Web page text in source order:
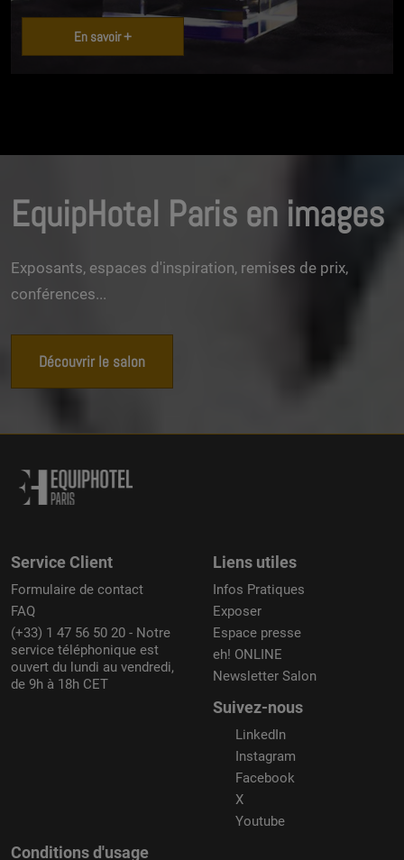
En savoir +
EquipHotel Paris en images
Exposants, espaces d'inspiration, remises de prix,
conférences...
Découvrir le salon
Service Client
Formulaire de contact
FAQ
(+33) 1 47 56 50 20 - Notre
service téléphonique est
ouvert du lundi au vendredi,
de 9h à 18h CET
Liens utiles
Infos Pratiques
Exposer
Espace presse
eh! ONLINE
Newsletter Salon
Suivez-nous
LinkedIn
Instagram
Facebook
X
Youtube
Conditions d'usage